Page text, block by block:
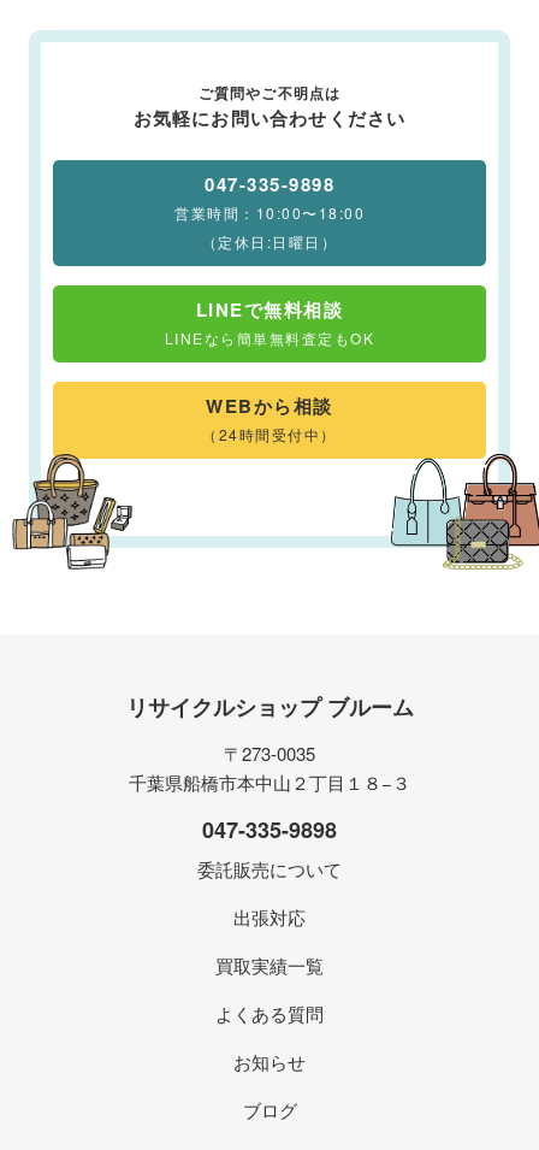
ご質問やご不明点は
お気軽にお問い合わせください
047-335-9898
営業時間：10:00〜18:00
（定休日:日曜日）
LINEで無料相談
LINEなら簡単無料査定もOK
WEBから相談
（24時間受付中）
リサイクルショップ ブルーム
〒273-0035
千葉県船橋市本中山２丁目１８−３
047-335-9898
委託販売について
出張対応
買取実績一覧
よくある質問
お知らせ
ブログ